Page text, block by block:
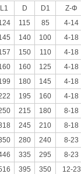
L1 D D1 Z-Φ
115 85 4-14
140 100 4-18
150 110 4-18
160 125 4-18
180 145 4-18
195 160 4-18
215 180 8-18
245 210 8-18
280 240 8-23
335 295 8-23
395 350 12-23